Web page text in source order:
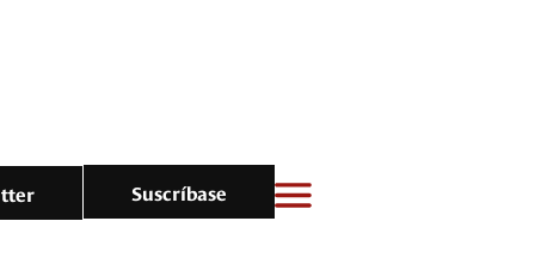
Suscríbase